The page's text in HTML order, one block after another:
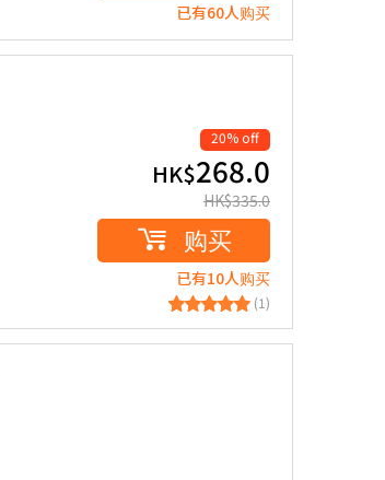
已有60人购买
20% off
HK$268.0
HK$335.0
购买
已有10人购买
(1)